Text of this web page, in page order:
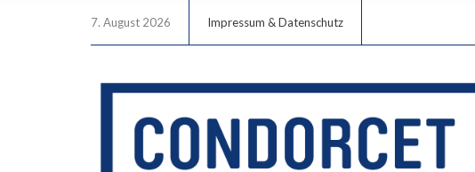
7. August 2026 Impressum & Datenschutz